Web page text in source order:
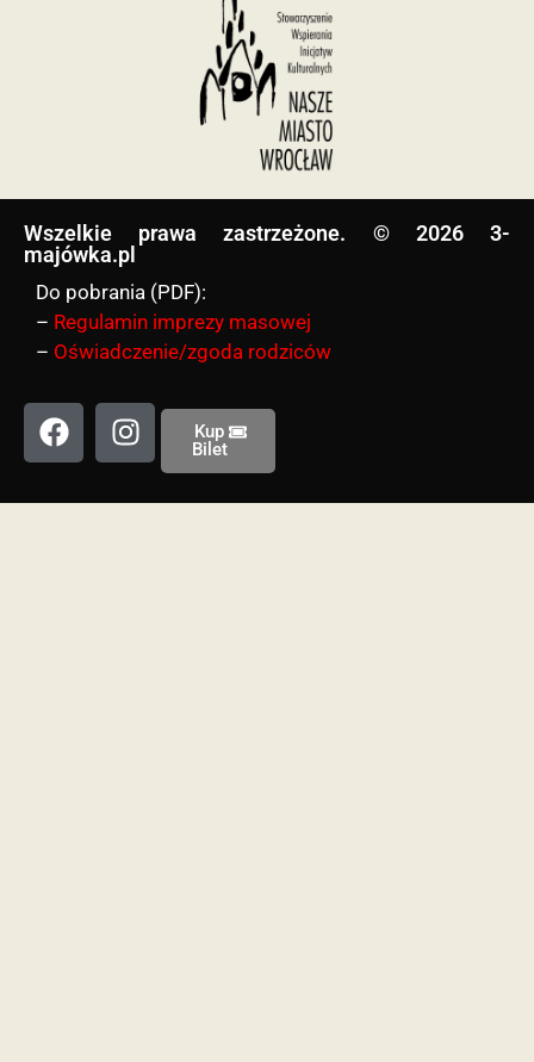
Wszelkie prawa zastrzeżone. © 2026 3-
majówka.pl​
Do pobrania (PDF):
– Regulamin imprezy masowej
– Oświadczenie/zgoda rodziców
Kup
Bilet